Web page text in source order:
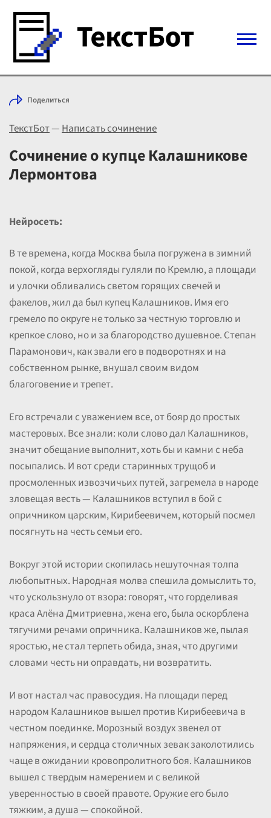
Войти с Telegram
Выбрать режим
Цены
Поделиться
ТекстБот—Написать сочинение
Сочинение о купце Калашникове
Лермонтова
Нейросеть:
В те времена, когда Москва была погружена в зимний
покой, когда верхогляды гуляли по Кремлю, а площади
и улочки обливались светом горящих свечей и
факелов, жил да был купец Калашников. Имя его
гремело по округе не только за честную торговлю и
крепкое слово, но и за благородство душевное. Степан
Парамонович, как звали его в подворотнях и на
собственном рынке, внушал своим видом
благоговение и трепет.
Его встречали с уважением все, от бояр до простых
мастеровых. Все знали: коли слово дал Калашников,
значит обещание выполнит, хоть бы и камни с неба
посыпались. И вот среди старинных трущоб и
просмоленных извозчичьих путей, загремела в народе
зловещая весть — Калашников вступил в бой с
опричником царским, Кирибеевичем, который посмел
посягнуть на честь семьи его.
Вокруг этой истории скопилась нешуточная толпа
любопытных. Народная молва спешила домыслить то,
что ускользнуло от взора: говорят, что горделивая
краса Алёна Дмитриевна, жена его, была оскорблена
тягучими речами опричника. Калашников же, пылая
яростью, не стал терпеть обида, зная, что другими
словами честь ни оправдать, ни возвратить.
И вот настал час правосудия. На площади перед
народом Калашников вышел против Кирибеевича в
честном поединке. Морозный воздух звенел от
напряжения, и сердца столичных зевак заколотились
чаще в ожидании кровопролитного боя. Калашников
вышел с твердым намерением и с великой
уверенностью в своей правоте. Оружие его было
тяжким, а душа — спокойной.